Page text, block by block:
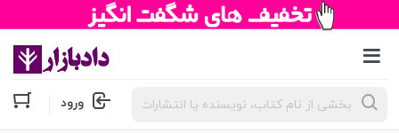
جستجوی
محصولات ورود